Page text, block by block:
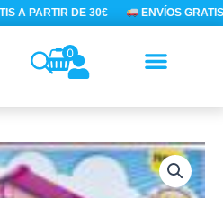
A PARTIR DE 30€ ENVÍOS GRATIS
0